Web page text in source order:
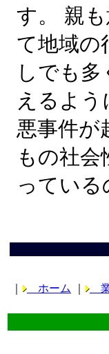
す。 親
て地域の
しでも
えるよ
悪事件が
もの社
ってい
ホーム